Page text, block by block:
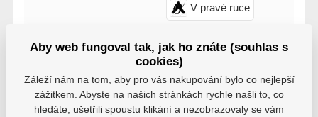
V pravé ruce
Varianty
Aby web fungoval tak, jak ho znáte (souhlas s
cookies)
Záleží nám na tom, aby pro vás nakupování bylo co nejlepší
zážitkem. Abyste na našich stránkách rychle našli to, co
hledáte, ušetřili spoustu klikání a nezobrazovaly se vám